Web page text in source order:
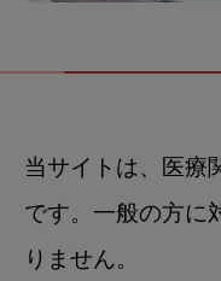
当サイトは、医療
です。一般の方に
りません。